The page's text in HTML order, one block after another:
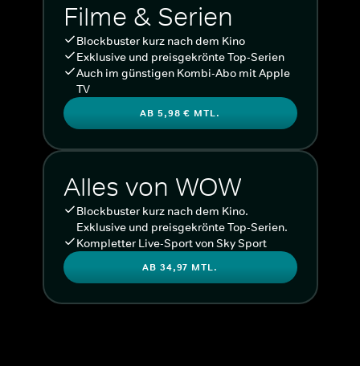
Filme & Serien
Blockbuster kurz nach dem Kino
Exklusive und preisgekrönte Top-Serien
Auch im günstigen Kombi-Abo mit Apple
TV
AB 5,98 € MTL.
Alles von WOW
Blockbuster kurz nach dem Kino.
Exklusive und preisgekrönte Top-Serien.
Kompletter Live-Sport von Sky Sport
AB 34,97 MTL.